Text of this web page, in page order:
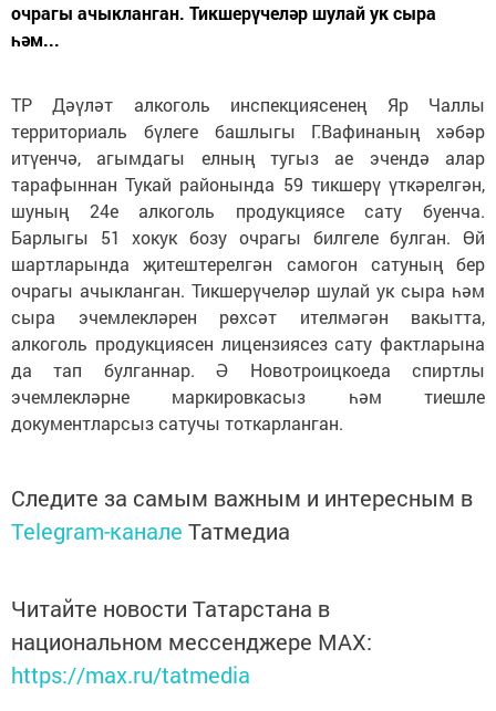
очрагы ачыкланган. Тикшерүчеләр шулай ук сыра
һәм...
ТР Дәүләт алкоголь инспекциясенең Яр Чаллы
территориаль бүлеге башлыгы Г.Вафинаның хәбәр
итүенчә, агымдагы елның тугыз ае эчендә алар
тарафыннан Тукай районында 59 тикшерү үткәрелгән,
шуның 24е алкоголь продукциясе сату буенча.
Барлыгы 51 хокук бозу очрагы билгеле булган. Өй
шартларында җитештерелгән самогон сатуның бер
очрагы ачыкланган. Тикшерүчеләр шулай ук сыра һәм
сыра эчемлекләрен рөхсәт ителмәгән вакытта,
алкоголь продукциясен лицензиясез сату фактларына
да тап булганнар. Ә Новотроицкоеда спиртлы
эчемлекләрне маркировкасыз һәм тиешле
документларсыз сатучы тоткарланган.
Следите за самым важным и интересным в
Telegram-канале Татмедиа
Читайте новости Татарстана в
национальном мессенджере MАХ:
https://max.ru/tatmedia